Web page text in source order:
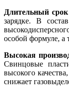
Длительный срок
зарядке. В
особой формуле, а
Высокая
Свинцовые
высокого
снижает